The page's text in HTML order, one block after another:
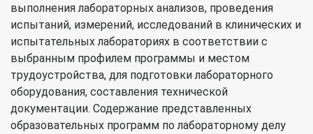
выполнения лабораторных анализов, проведения
испытаний, измерений, исследований в клинических и
испытательных лабораториях в соответствии с
выбранным профилем программы и местом
трудоустройства, для подготовки лабораторного
оборудования, составления технической
документации. Содержание представленных
образовательных программ по лабораторному делу